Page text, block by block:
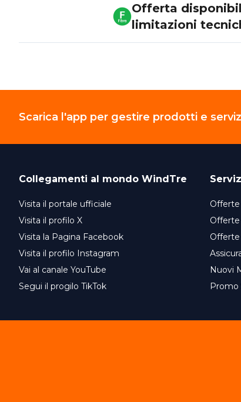
Offerta
limitazioni
Scarica l'app per gestire prodotti e
Collegamenti al mondo WindTre
Visita il portale ufficiale
Visita il profilo X
Visita la Pagina Facebook
Visita il profilo Instagram
Vai al canale YouTube
Segui il progilo TikTok
Offerte
Offerte
Nuovi